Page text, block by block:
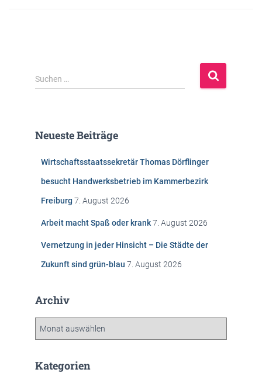
S
u
n
Suchen …
Neueste Beiträge
Wirtschaftsstaatssekretär Thomas Dörflinger
besucht Handwerksbetrieb im Kammerbezirk
Freiburg 7. August 2026
Arbeit macht Spaß oder krank7. August 2026
Vernetzung in jeder Hinsicht – Die Städte der
Zukunft sind grün-blau 7. August 2026
Archiv
h
Kategorien